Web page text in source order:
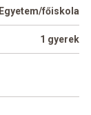
Egyetem/főiskola
1 gyerek